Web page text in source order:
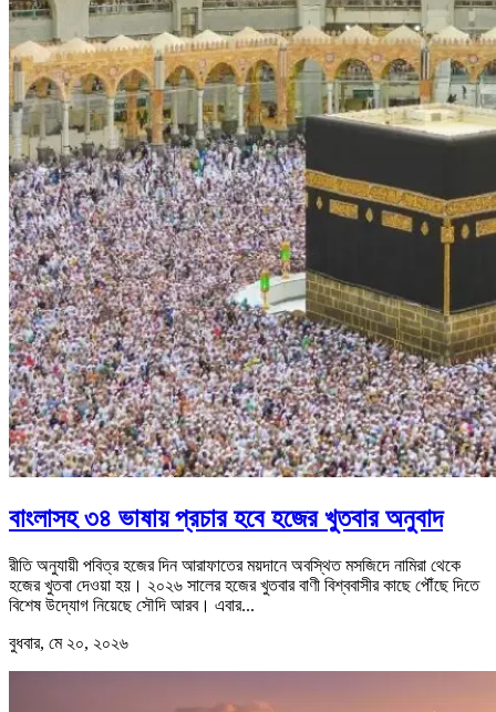
বাংলাসহ ৩৪ ভাষায় প্রচার হবে হজের খুতবার অনুবাদ
রীতি অনুযায়ী পবিত্র হজের দিন আরাফাতের ময়দানে অবস্থিত মসজিদে নামিরা থেকে
হজের খুতবা দেওয়া হয়। ২০২৬ সালের হজের খুতবার বাণী বিশ্ববাসীর কাছে পৌঁছে দিতে
বিশেষ উদ্যোগ নিয়েছে সৌদি আরব। এবার...
বুধবার, মে ২০, ২০২৬